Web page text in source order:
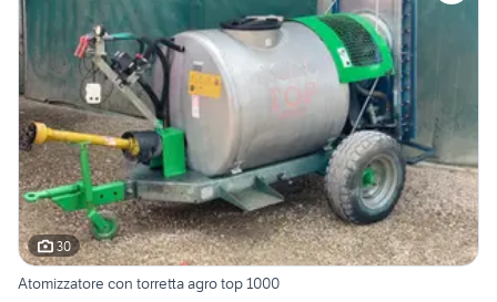
30
Atomizzatore con torretta agro top 1000